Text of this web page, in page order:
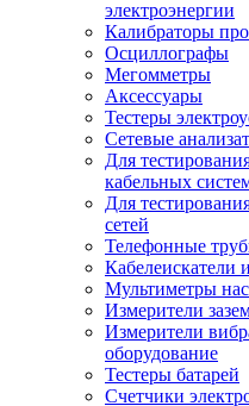
электроэнергии
Калибраторы
Осциллографы
Мегомметры
Аксессуары
Тестеры
Сетевые
Для
кабельных
Для
сетей
Телефонные
Кабелеискатели
Мультиметры
Измерители
Измерители
оборудование
Тестеры батарей
Счетчики